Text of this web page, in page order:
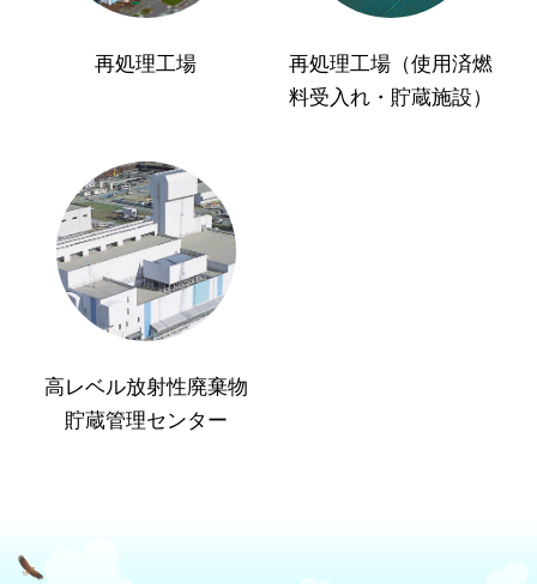
再処理工場
再処理工場（使用済燃
料受入れ・貯蔵施設）
高レベル放射性廃棄物
貯蔵管理センター